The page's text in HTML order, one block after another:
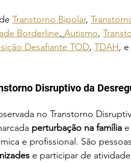
Transtorno Bipolar,
Borderline, Autismo,
Desafiante TOD, TDAH,
Disruptivo da
no Transtorno
perturbação na família
e profissional. São
e participar de